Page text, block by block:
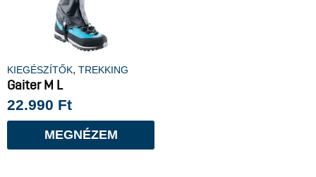
KIEGÉSZÍTŐK, TREKKING
Gaiter M L
22.990 Ft
MEGNÉZEM